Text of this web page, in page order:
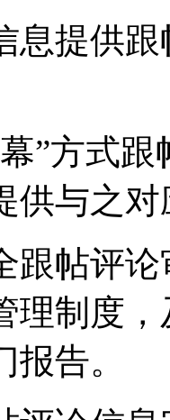
息提供
幕”方式
供与之
跟帖评
理制度
告。